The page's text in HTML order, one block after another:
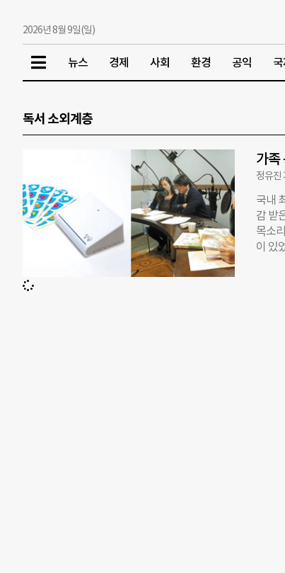
2026년 8월 9일(일)
뉴스 경제 사회 환경 공익 국
독서 소외계층
가족
정유진
국내
감 받
목소
이 있